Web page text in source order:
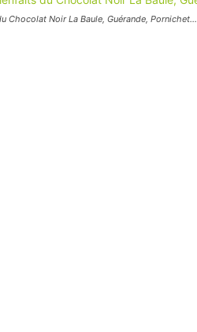
Chocolat Noir La Baule, Guérande, Pornichet…